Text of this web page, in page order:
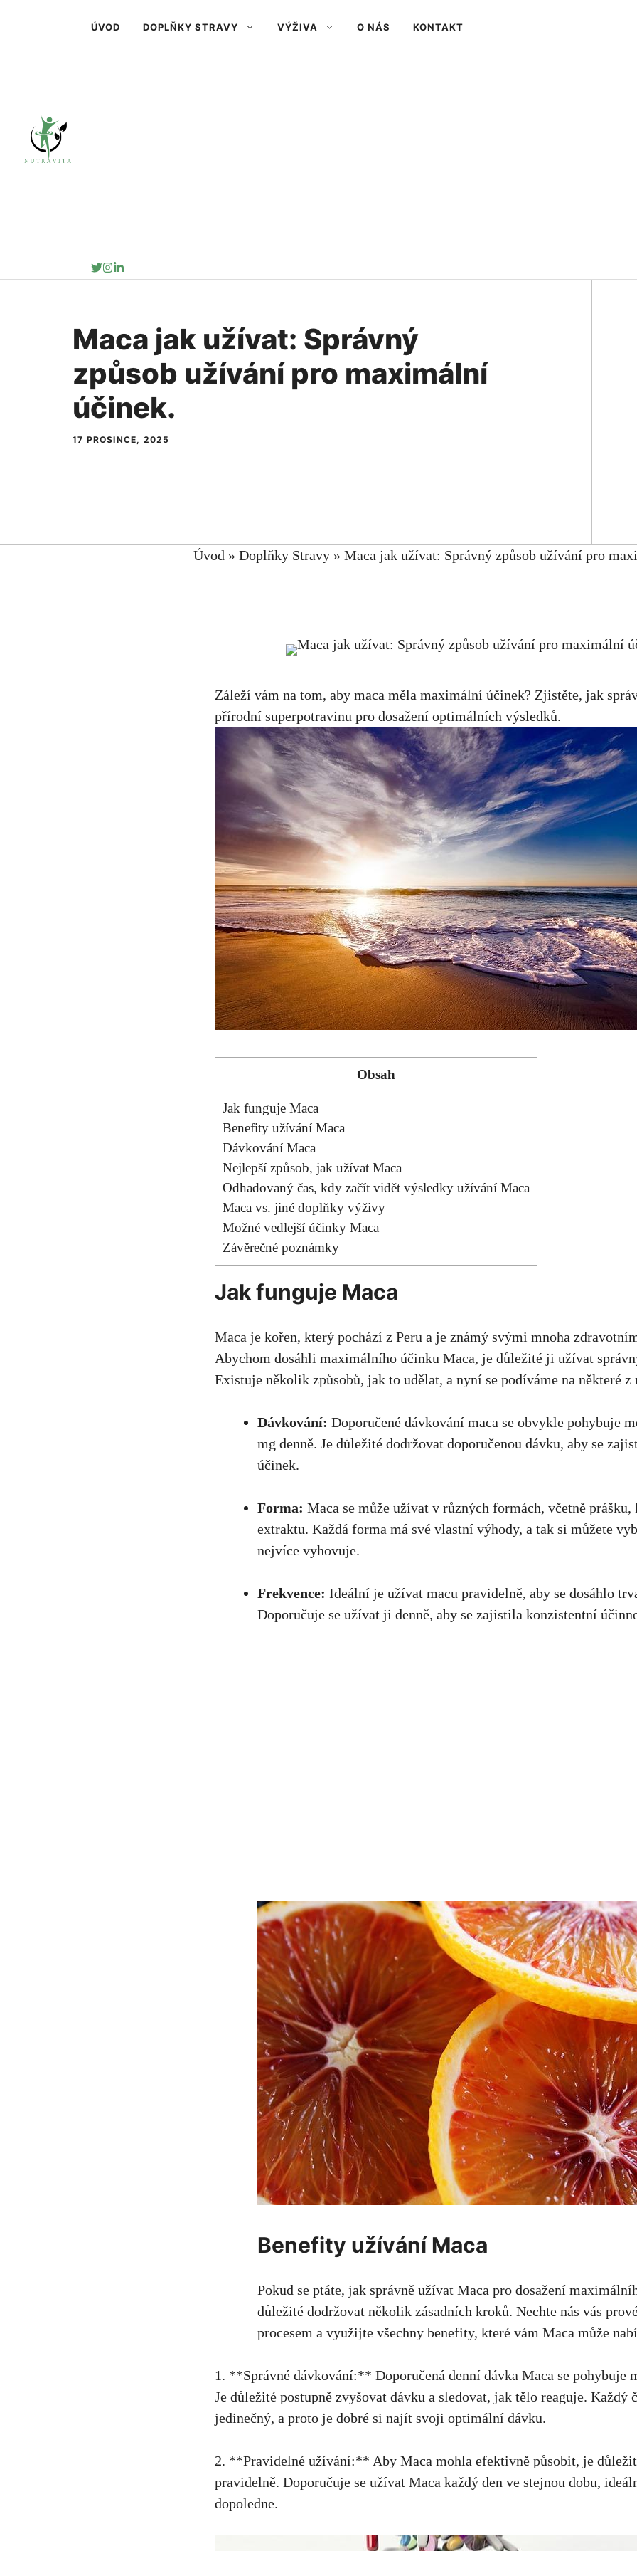
ÚVOD DOPLŇKY STRAVY VÝŽIVA O NÁS KONTAKT
Maca jak užívat: Správný
způsob užívání pro maximální
účinek.
17 PROSINCE, 2025
Úvod » Doplňky Stravy » Maca jak užívat: Správný způsob užívání pro
Záleží vám na tom, ‍aby maca měla maximální účinek? Zjistěte, jak
přírodní superpotravinu pro dosažení ‍optimálních výsledků.
Obsah
Jak funguje Maca
Benefity užívání Maca
Dávkování Maca
Nejlepší způsob, jak užívat Maca
Odhadovaný čas, kdy​ začít vidět výsledky užívání⁤ Maca
Maca vs. jiné doplňky výživy
Možné vedlejší účinky⁤ Maca
Závěrečné ⁣poznámky
Jak funguje Maca
Maca ⁢je kořen, který pochází z Peru a je známý⁤ svými mnoha⁤
Abychom dosáhli maximálního účinku Maca, je důležité ji užívat
Existuje několik způsobů, jak ⁣to udělat, ‌a⁣ nyní ‌se podíváme na některé z
Dávkování: Doporučené dávkování maca se obvykle pohybuje
mg⁣ denně. Je ​důležité dodržovat doporučenou dávku, ​aby se
účinek.
Forma: Maca se ‍může užívat v různých formách, včetně prášku,‌
extraktu.⁤ Každá forma má své vlastní výhody, a tak ​si ​můžete
nejvíce vyhovuje.
Frekvence: Ideální je užívat‌ macu pravidelně, aby se dosáhlo
Doporučuje se užívat ji denně, aby se zajistila konzistentní
Benefity užívání Maca
Pokud se ptáte, ​jak ‌správně užívat Maca pro ‍dosažení
důležité dodržovat ⁢několik zásadních kroků. ​Nechte nás vás
procesem a využijte všechny benefity, které vám Maca může
1. **Správné dávkování:** Doporučená denní dávka ​Maca se pohybuje
Je důležité⁢ postupně zvyšovat dávku a sledovat, jak tělo reaguje. Každý⁢
jedinečný, a proto je dobré si najít svoji‌ optimální dávku.
2. **Pravidelné užívání:** Aby Maca mohla efektivně ⁣působit, je
pravidelně.‍ Doporučuje se užívat Maca každý‍ den ⁣ve stejnou dobu,⁢
dopoledne.